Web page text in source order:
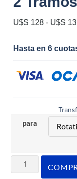
U$S 128 - U$S
Hasta en 6
para